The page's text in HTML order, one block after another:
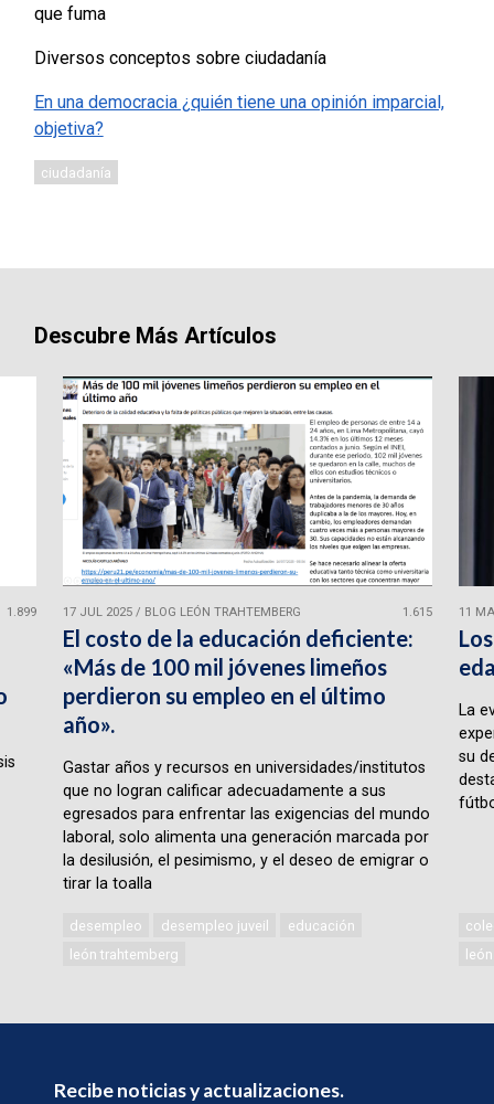
que fuma
Diversos conceptos sobre ciudadanía
En una democracia ¿quién tiene una opinión imparcial,
objetiva?
ciudadanía
Descubre Más Artículos
1.899 17 JUL 2025/ BLOG LEÓN TRAHTEMBERG 1.615
El costo de la educación deficiente:
«Más de 100 mil jóvenes limeños
perdieron su empleo en el último
año».
Gastar años y recursos en universidades/institutos
que no logran calificar adecuadamente a sus
egresados para enfrentar las exigencias del mundo
laboral, solo alimenta una generación marcada por
la desilusión, el pesimismo, y el deseo de emigrar o
tirar la toalla
desempleo desempleo juveil
educación
león trahtemberg
11
La
su
Recibe noticias y actualizaciones.